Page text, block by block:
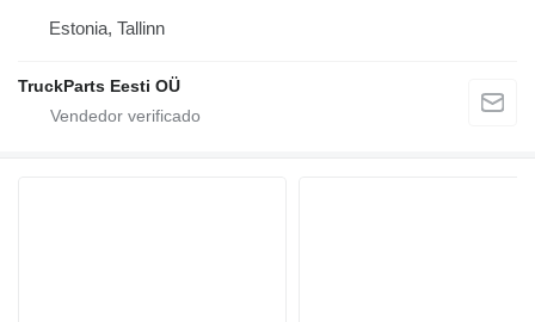
Estonia, Tallinn
TruckParts Eesti OÜ